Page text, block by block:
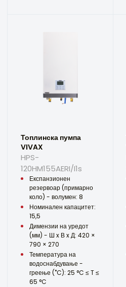
Топлинска пумпа
VIVAX
HPS-
120HM155AERI/I1s
Експанзионен
резервоар (примарно
коло) - волумен: 8
Номинален капацитет:
15,5
Димензии на уредот
(мм) - Ш x В x Д: 420 ×
790 × 270
Температура на
водоснабдување -
греење (˚C): 25 °C ≤ T ≤
65 °C